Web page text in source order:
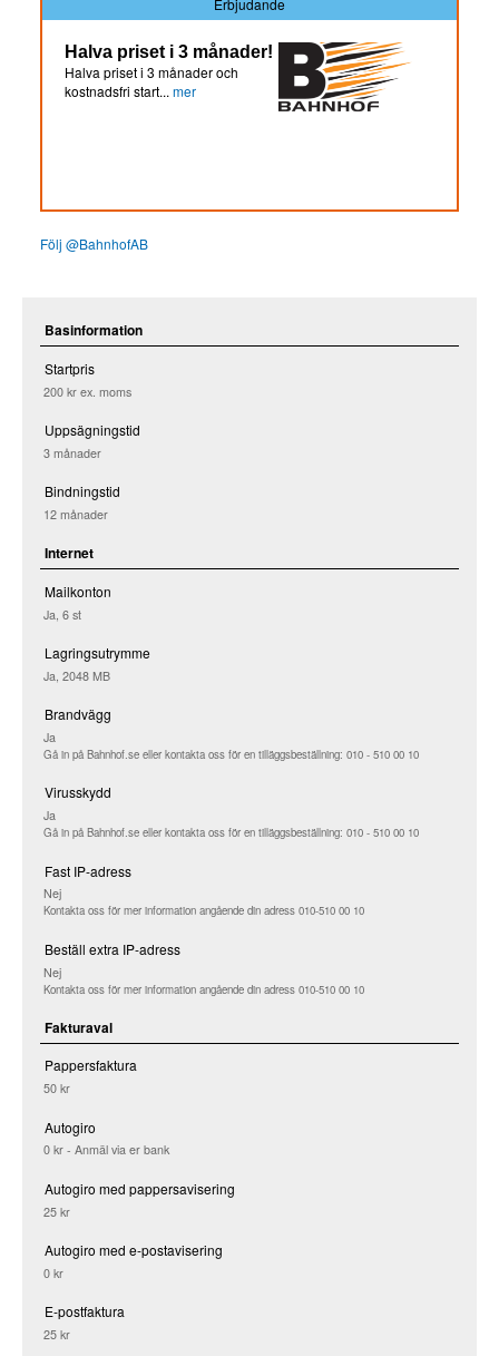
Halva priset i 3 månader!
Halva priset i 3 månader och
kostnadsfri start... mer
Följ @BahnhofAB
Basinformation
Startpris
200 krex. moms
Uppsägningstid
3 månader
Bindningstid
12 månader
Internet
Mailkonton
Ja, 6 st
Lagringsutrymme
Ja, 2048 MB
Brandvägg
Ja
Gå in på Bahnhof.se eller kontakta oss för en tilläggsbeställning: 010 - 510 00 10
Virusskydd
Ja
Gå in på Bahnhof.se eller kontakta oss för en tilläggsbeställning: 010 - 510 00 10
Fast IP-adress
Nej
Kontakta oss för mer information angående din adress 010-510 00 10
Beställ extra IP-adress
Nej
Kontakta oss för mer information angående din adress 010-510 00 10
Fakturaval
Pappersfaktura
50 kr
Autogiro
0 kr - Anmäl via er bank
Autogiro med pappersavisering
25 kr
Autogiro med e-postavisering
0 kr
E-postfaktura
25 kr